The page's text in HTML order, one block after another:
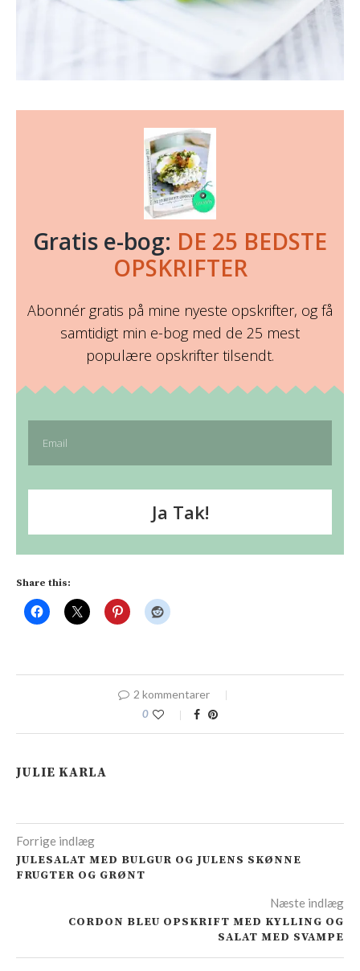
Gratis e-bog: DE 25 BEDSTE
OPSKRIFTER
Abonnér gratis på mine nyeste opskrifter, og få
samtidigt min e-bog med de 25 mest
populære opskrifter tilsendt.
Ja Tak!
Share this:
2 kommentarer
0
JULIE KARLA
Forrige indlæg
JULESALAT MED BULGUR OG JULENS SKØNNE
FRUGTER OG GRØNT
Næste indlæg
CORDON BLEU OPSKRIFT MED KYLLING OG
SALAT MED SVAMPE